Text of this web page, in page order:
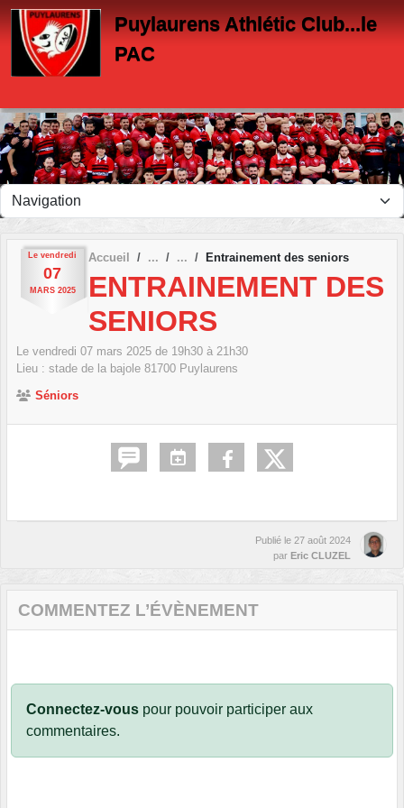
Puylaurens Athlétic Club...le
PAC
Le vendredi
07
MARS 2025
Accueil Entrainement des seniors
ENTRAINEMENT DES
SENIORS
Le vendredi 07 mars 2025 de 19h30 à 21h30
Lieu : stade de la bajole 81700 Puylaurens
Séniors
Publié le 27 août 2024
par Eric CLUZEL
COMMENTEZ L’ÉVÈNEMENT
Connectez-vous pour pouvoir participer aux
commentaires.
Panneau de gestion des cookies